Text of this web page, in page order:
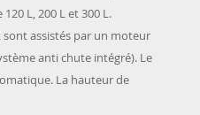
L, 200 L et 300 L.
sont assistés par un moteur
anti chute intégré). Le
La hauteur de